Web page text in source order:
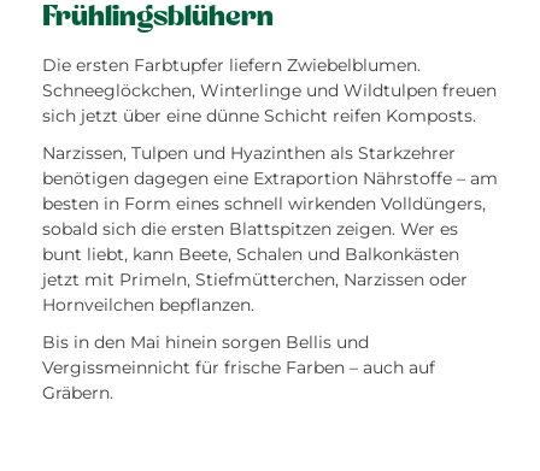
Frühlingsblühern
Die ersten Farbtupfer liefern Zwiebelblumen.
Schneeglöckchen, Winterlinge und Wildtulpen freuen
sich jetzt über eine dünne Schicht reifen Komposts.
Narzissen, Tulpen und Hyazinthen als Starkzehrer
benötigen dagegen eine Extraportion Nährstoffe – am
besten in Form eines schnell wirkenden Volldüngers,
sobald sich die ersten Blattspitzen zeigen. Wer es
bunt liebt, kann Beete, Schalen und Balkonkästen
jetzt mit Primeln, Stiefmütterchen, Narzissen oder
Hornveilchen bepflanzen.
Bis in den Mai hinein sorgen Bellis und
Vergissmeinnicht für frische Farben – auch auf
Gräbern.